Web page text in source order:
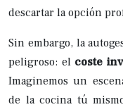
descartar la opción
Sin embargo, la
peligroso: el coste
Imaginemos un
de la cocina tú